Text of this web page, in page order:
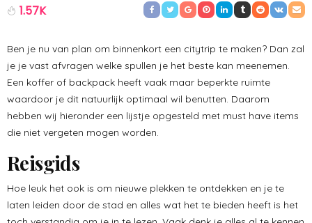
1.57K
Ben je nu van plan om binnenkort een citytrip te maken? Dan zal
je je vast afvragen welke spullen je het beste kan meenemen.
Een koffer of backpack heeft vaak maar beperkte ruimte
waardoor je dit natuurlijk optimaal wil benutten. Daarom
hebben wij hieronder een lijstje opgesteld met must have items
die niet vergeten mogen worden.
Reisgids
Hoe leuk het ook is om nieuwe plekken te ontdekken en je te
laten leiden door de stad en alles wat het te bieden heeft is het